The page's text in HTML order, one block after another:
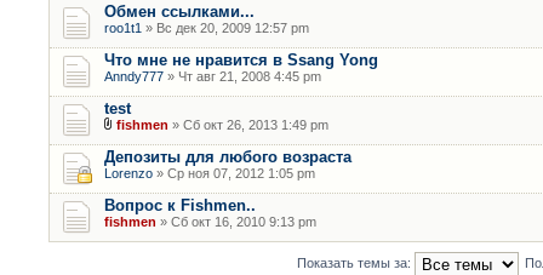
Обмен ссылками...
roo1t1 » Вс дек 20, 2009 12:57 pm
Что мне не нравится в Ssang Yong
Anndy777 » Чт авг 21, 2008 4:45 pm
test
fishmen » Сб окт 26, 2013 1:49 pm
Депозиты для любого возраста
Lorenzo » Ср ноя 07, 2012 1:05 pm
Вопрос к Fishmen..
fishmen » Сб окт 16, 2010 9:13 pm
Показать темы за: